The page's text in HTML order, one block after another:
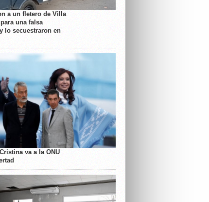
a un fletero de Villa
una falsa
lo secuestraron en
va a la ONU